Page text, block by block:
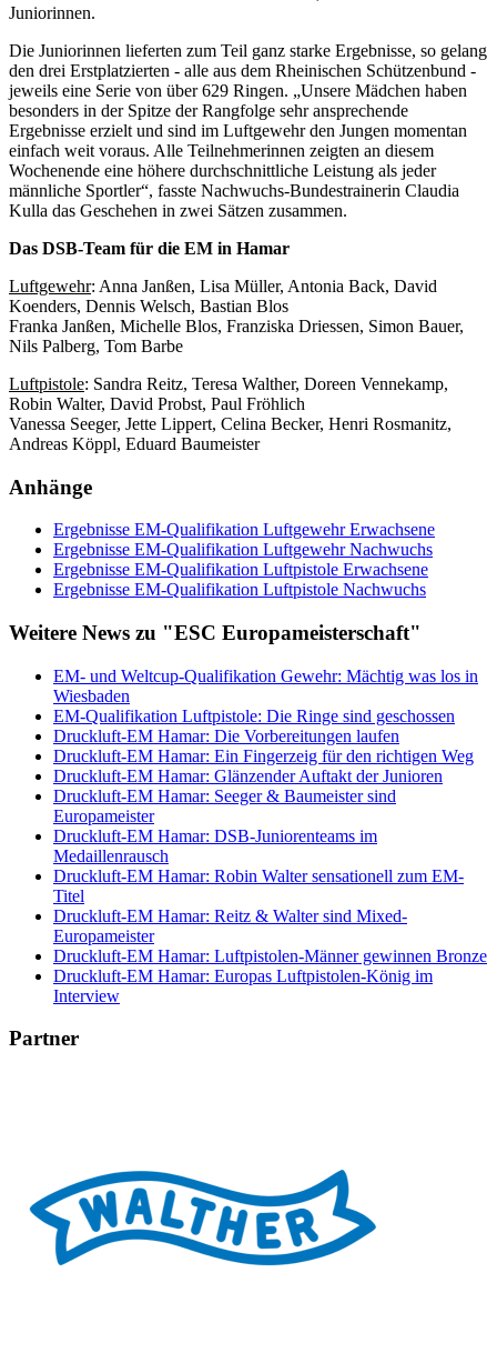
Juniorinnen.
Die Juniorinnen lieferten zum Teil ganz starke Ergebnisse, so gelang
den drei Erstplatzierten - alle aus dem Rheinischen Schützenbund -
jeweils eine Serie von über 629 Ringen. „Unsere Mädchen haben
besonders in der Spitze der Rangfolge sehr ansprechende
Ergebnisse erzielt und sind im Luftgewehr den Jungen momentan
einfach weit voraus. Alle Teilnehmerinnen zeigten an diesem
Wochenende eine höhere durchschnittliche Leistung als jeder
männliche Sportler“, fasste Nachwuchs-Bundestrainerin Claudia
Kulla das Geschehen in zwei Sätzen zusammen.
Das DSB-Team für die EM in Hamar
Luftgewehr: Anna Janßen, Lisa Müller, Antonia Back, David
Koenders, Dennis Welsch, Bastian Blos
Franka Janßen, Michelle Blos, Franziska Driessen, Simon Bauer,
Nils Palberg, Tom Barbe
Luftpistole: Sandra Reitz, Teresa Walther, Doreen Vennekamp,
Robin Walter, David Probst, Paul Fröhlich
Vanessa Seeger, Jette Lippert, Celina Becker, Henri Rosmanitz,
Andreas Köppl, Eduard Baumeister
Anhänge
Ergebnisse EM-Qualifikation Luftgewehr Erwachsene
Ergebnisse EM-Qualifikation Luftgewehr Nachwuchs
Ergebnisse EM-Qualifikation Luftpistole Erwachsene
Ergebnisse EM-Qualifikation Luftpistole Nachwuchs
Weitere News zu "ESC Europameisterschaft"
EM- und Weltcup-Qualifikation Gewehr: Mächtig was los in
Wiesbaden
EM-Qualifikation Luftpistole: Die Ringe sind geschossen
Druckluft-EM Hamar: Die Vorbereitungen laufen
Druckluft-EM Hamar: Ein Fingerzeig für den richtigen Weg
Druckluft-EM Hamar: Glänzender Auftakt der Junioren
Druckluft-EM Hamar: Seeger & Baumeister sind
Europameister
Druckluft-EM Hamar: DSB-Juniorenteams im
Medaillenrausch
Druckluft-EM Hamar: Robin Walter sensationell zum EM-
Titel
Druckluft-EM Hamar: Reitz & Walter sind Mixed-
Europameister
Druckluft-EM Hamar: Luftpistolen-Männer gewinnen Bronze
Druckluft-EM Hamar: Europas Luftpistolen-König im
Interview
Partner